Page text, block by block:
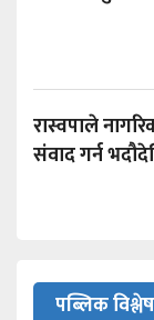
रास्वपाले
संवाद गर्न
पब्लिक